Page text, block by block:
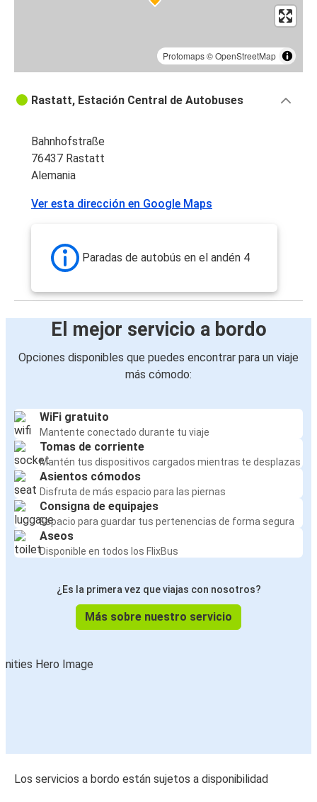
Protomaps©OpenStreetMap
Rastatt, Estación Central de Autobuses
Bahnhofstraße
76437 Rastatt
Alemania
Ver esta dirección en Google Maps
Paradas de autobús en el andén 4
El mejor servicio a bordo
Opciones disponibles que puedes encontrar para un viaje
más cómodo:
WiFi gratuito
Mantente conectado durante tu viaje
Tomas de corriente
Mantén tus dispositivos cargados mientras te desplazas
Asientos cómodos
Disfruta de más espacio para las piernas
Consigna de equipajes
Espacio para guardar tus pertenencias de forma segura
Aseos
Disponible en todos los FlixBus
¿Es la primera vez que viajas con nosotros?
Más sobre nuestro servicio
Los servicios a bordo están sujetos a disponibilidad